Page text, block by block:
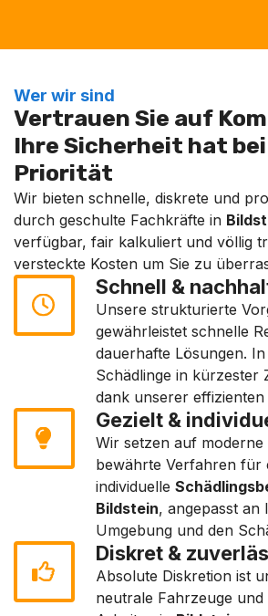
Wer wir sind
Vertrauen Sie auf
Ihre Sicherheit hat
Priorität
Wir bieten schnelle, diskrete und
durch geschulte Fachkräfte in
verfügbar, fair kalkuliert und völlig
versteckte Kosten um Sie zu
Schnell &
Unsere strukturierte
gewährleistet schnelle
dauerhafte Lösungen. In
Schädlinge in kürzester
dank unserer effizienten
Gezielt &
Wir setzen auf
bewährte Verfahren für
individuelle
Bildstein, angepasst an
Umgebung und den
Diskret &
Absolute Diskretion ist
neutrale Fahrzeuge und